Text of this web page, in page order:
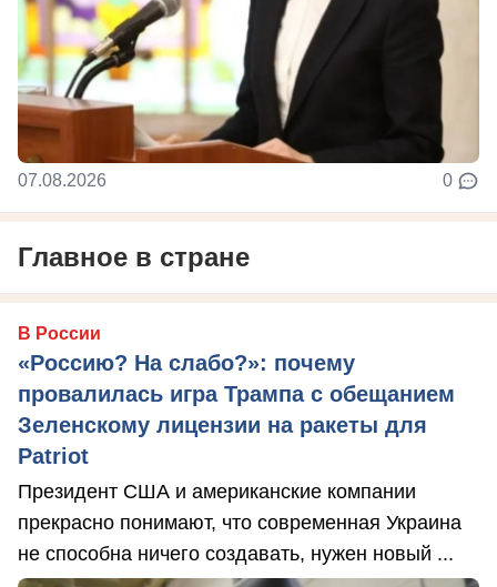
07.08.2026 0
Главное в стране
В России
«Россию? На слабо?»: почему
провалилась игра Трампа с обещанием
Зеленскому лицензии на ракеты для
Patriot
Президент США и американские компании
прекрасно понимают, что современная Украина
не способна ничего создавать, нужен новый ...